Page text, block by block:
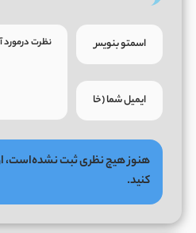
هنوز هیچ نظری ثبت نشده‌است،
کنید.